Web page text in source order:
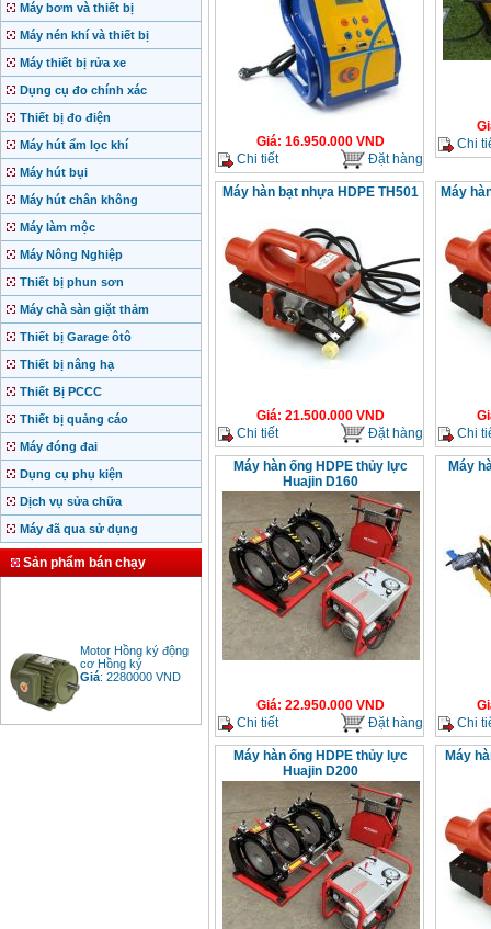
Máy bơm và thiết bị
Máy nén khí và thiết bị
Máy thiết bị rửa xe
Dụng cụ đo chính xác
Thiết bị đo điện
Máy hút ẩm lọc khí
Máy hút bụi
Máy hút chân không
Máy làm mộc
Máy Nông Nghiệp
Thiết bị phun sơn
Máy chà sàn giặt thảm
Thiết bị Garage ôtô
Thiết bị nâng hạ
Thiết Bị PCCC
Thiết bị quảng cáo
Máy đóng đai
Dụng cụ phụ kiện
Dịch vụ sửa chữa
Máy đã qua sử dụng
Sản phẩm bán chạy
Motor Hồng ký động
cơ Hồng ký
Giá :2280000
Giá: 16.950.000 VND
Chi tiết
Đặt hàng
Chi
Máy hàn bạt nhựa HDPE TH501
Giá: 21.500.000 VND
Chi tiết
Đặt hàng
Máy
Chi
Máy hàn ống HDPE thủy lực
Huajin D160
Giá: 22.950.000 VND
Chi tiết
Đặt hàng
Máy
Chi
Máy hàn ống HDPE thủy lực
Huajin D200
Máy